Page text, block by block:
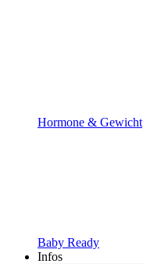
Hormone & Gewicht
Baby Ready
Infos